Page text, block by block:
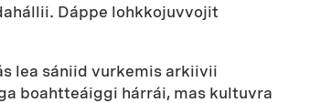
Dáppe lohkkojuvvojit
lea sániid vurkemis arkiivii
boahtteáiggi hárrái, mas kultuvra